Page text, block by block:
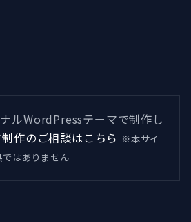
ルWordPressテーマで制作し
作のご相談はこちら ※本サイ
ではありません